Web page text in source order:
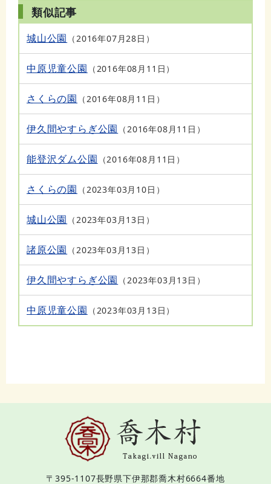
類似記事
城山公園 2016年07月28日
中原児童公園 2016年08月11日
さくらの園 2016年08月11日
伊久間やすらぎ公園 2016年08月11日
能登沢ダム公園 2016年08月11日
さくらの園 2023年03月10日
城山公園 2023年03月13日
諸原公園 2023年03月13日
伊久間やすらぎ公園 2023年03月13日
中原児童公園 2023年03月13日
〒395-1107長野県下伊那郡喬木村6664番地